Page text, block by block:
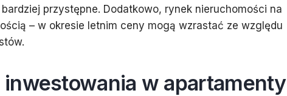
przystępne. Dodatkowo, rynek nieruchomości na
– w okresie letnim ceny mogą wzrastać ze względu
w apartamenty